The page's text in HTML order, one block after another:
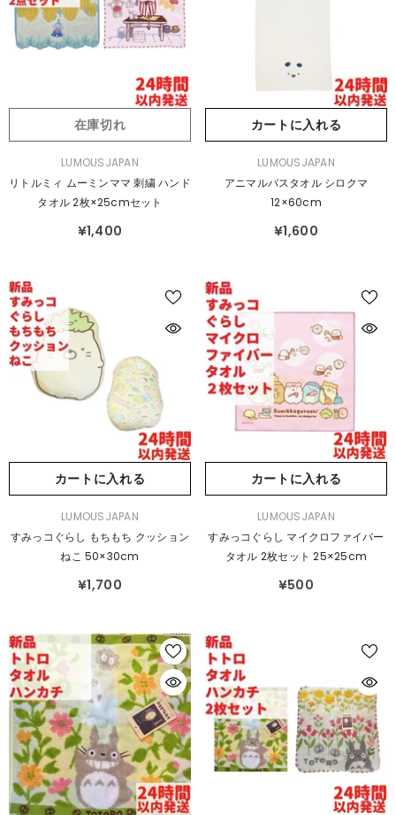
在庫切れ
売
LUMOUSJAPAN
リトルミィ ムーミンママ 刺繍 ハンド
タオル 2枚×25cmセット
¥1,400
カートに入れる
LUMOUSJAPAN
アニマルバスタオル シロクマ
12×60cm
¥1,600
カートに入れる
売
LUMOUSJAPAN
すみっコぐらし もちもち クッション
ねこ 50×30cm
¥1,700
カートに入れる
売
LUMOUSJAPAN
すみっコぐらし マイクロファイバー
タオル 2枚セット 25×25cm
¥500